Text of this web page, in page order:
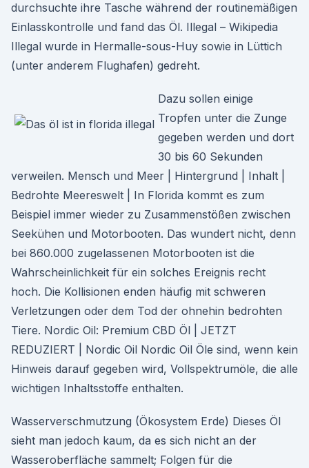
durchsuchte ihre Tasche während der routinemäßigen
Einlasskontrolle und fand das Öl. Illegal – Wikipedia
Illegal wurde in Hermalle-sous-Huy sowie in Lüttich
(unter anderem Flughafen) gedreht.
Dazu sollen einige
Tropfen unter die Zunge
gegeben werden und dort
30 bis 60 Sekunden
verweilen. Mensch und Meer | Hintergrund | Inhalt |
Bedrohte Meereswelt | In Florida kommt es zum
Beispiel immer wieder zu Zusammenstößen zwischen
Seekühen und Motorbooten. Das wundert nicht, denn
bei 860.000 zugelassenen Motorbooten ist die
Wahrscheinlichkeit für ein solches Ereignis recht
hoch. Die Kollisionen enden häufig mit schweren
Verletzungen oder dem Tod der ohnehin bedrohten
Tiere. Nordic Oil: Premium CBD Öl | JETZT
REDUZIERT | Nordic Oil Nordic Oil Öle sind, wenn kein
Hinweis darauf gegeben wird, Vollspektrumöle, die alle
wichtigen Inhaltsstoffe enthalten.
Wasserverschmutzung (Ökosystem Erde) Dieses Öl
sieht man jedoch kaum, da es sich nicht an der
Wasseroberfläche sammelt; Folgen für die